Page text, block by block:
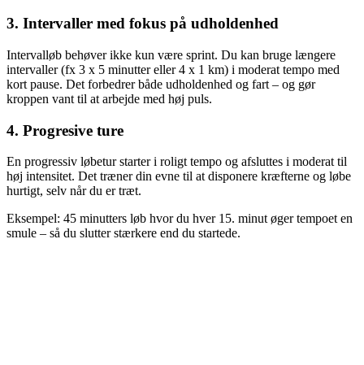
3. Intervaller med fokus på udholdenhed
Intervalløb behøver ikke kun være sprint. Du kan bruge længere
intervaller (fx 3 x 5 minutter eller 4 x 1 km) i moderat tempo med
kort pause. Det forbedrer både udholdenhed og fart – og gør
kroppen vant til at arbejde med høj puls.
4. Progresive ture
En progressiv løbetur starter i roligt tempo og afsluttes i moderat til
høj intensitet. Det træner din evne til at disponere kræfterne og løbe
hurtigt, selv når du er træt.
Eksempel: 45 minutters løb hvor du hver 15. minut øger tempoet en
smule – så du slutter stærkere end du startede.